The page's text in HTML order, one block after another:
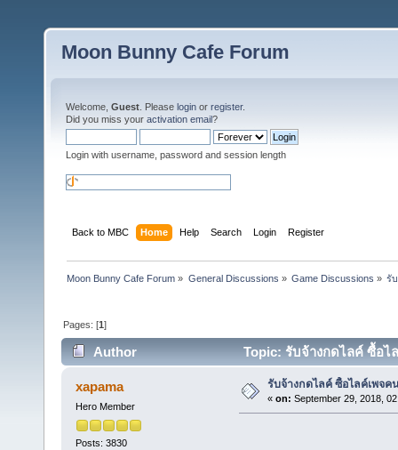
Moon Bunny Cafe Forum
Welcome, Guest . Please login or register.
Did you miss your activation email?
Login with username, password and session length
Back to MBC Home Help Search Login Register
Moon Bunny Cafe Forum » General Discussions » Game Discussions » รั
Pages: [1]
Author Topic: รับจ้างกดไลค์ ซื้อไ
xapama
Hero Member
Posts: 3830
รับจ้างกดไลค์ ซื้อไลค์เพจค
« on: September 29, 2018,